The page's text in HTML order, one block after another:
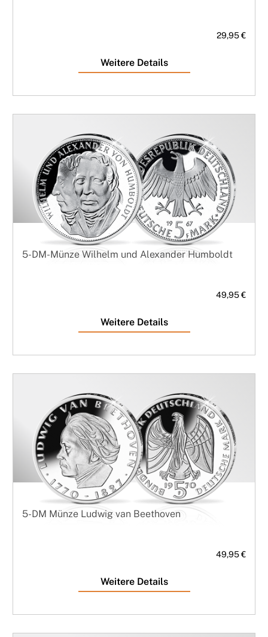
29,95 €
Weitere Details
5-DM-Münze Wilhelm und Alexander Humboldt
49,95 €
Weitere Details
5-DM Münze Ludwig van Beethoven
49,95 €
Weitere Details